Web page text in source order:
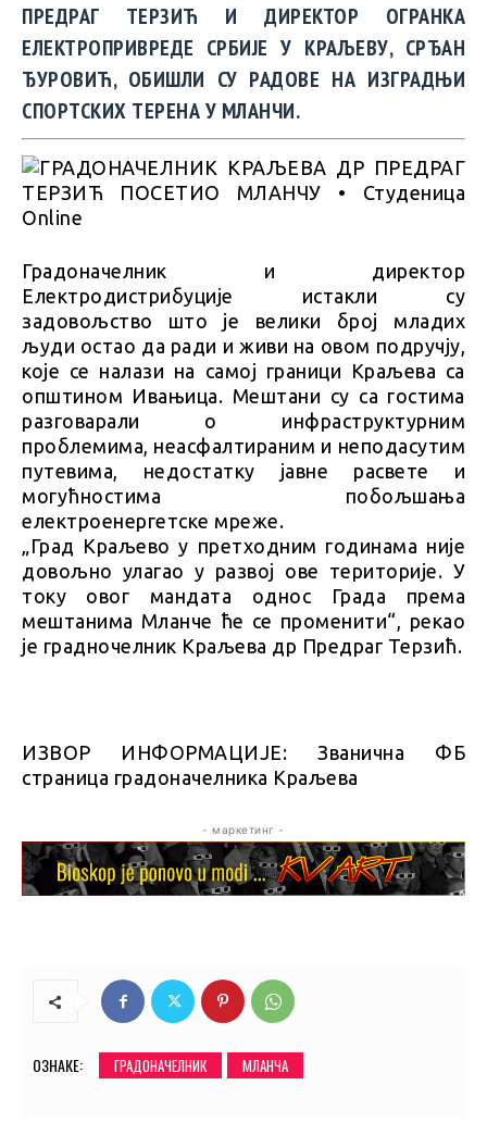
ПРЕДРАГ ТЕРЗИЋ И ДИРЕКТОР ОГРАНКА
ЕЛЕКТРОПРИВРЕДЕ СРБИЈЕ У КРАЉЕВУ, СРЂАН
ЂУРОВИЋ, ОБИШЛИ СУ РАДОВЕ НА ИЗГРАДЊИ
СПОРТСКИХ ТЕРЕНА У МЛАНЧИ.
Градоначелник и директор
Електродистрибуције истакли су
задовољство што је велики број младих
људи остао да ради и живи на овом подручју,
које се налази на самој граници Краљева са
општином Ивањица. Мештани су са гостима
разговарали о инфраструктурним
проблемима, неасфалтираним и неподасутим
путевимa, недостатку јавне расвете и
могућностима побољшања
електроенергетске мреже.
„Град Краљево у претходним годинама није
довољно улагао у развој ове територије. У
току овог мандата однос Града према
мештанима Мланче ће се променити“, рекао
је градночелник Краљева др Предраг Терзић.
ИЗВОР ИНФОРМАЦИЈЕ: Званична ФБ
страница градоначелника Краљева
- маркетинг -
ОЗНАКЕ: ГРАДОНАЧЕЛНИК МЛАНЧА